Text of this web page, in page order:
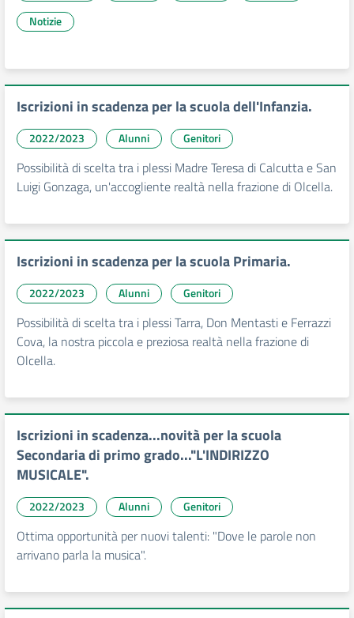
Notizie
Iscrizioni in scadenza per la scuola dell'Infanzia.
2022/2023 Alunni Genitori
Possibilità di scelta tra i plessi Madre Teresa di Calcutta e San
Luigi Gonzaga, un'accogliente realtà nella frazione di Olcella.
Iscrizioni in scadenza per la scuola Primaria.
2022/2023 Alunni Genitori
Possibilità di scelta tra i plessi Tarra, Don Mentasti e Ferrazzi
Cova, la nostra piccola e preziosa realtà nella frazione di
Olcella.
Iscrizioni in scadenza...novità per la scuola
Secondaria di primo grado..."L'INDIRIZZO
MUSICALE".
2022/2023 Alunni Genitori
Ottima opportunità per nuovi talenti: "Dove le parole non
arrivano parla la musica".